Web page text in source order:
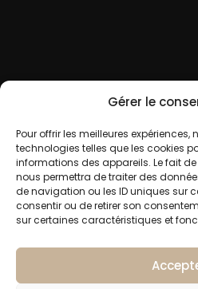
Gérer le
Pour offrir les meilleures expériences,
technologies telles que les cookies
informations des appareils. Le fait
nous permettra de traiter des
de navigation ou les ID uniques sur
consentir ou de retirer son
sur certaines caractéristiques et
Nos activités
Nous trouver
Contact
Facebook
Instagram
LinkedIn